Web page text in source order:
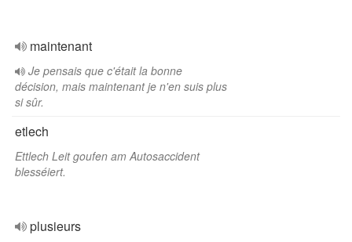
maintenant
Je pensais que c'était la bonne
décision, mais maintenant je n'en suis plus
si sûr.
etlech
Ettlech Leit goufen am Autosaccident
blesséiert.
plusieurs